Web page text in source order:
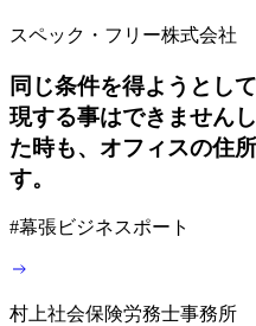
スペック・フリー株式会社
同じ条件を得ようとし
現する事はできません
た時も、オフィスの住
す。
#幕張ビジネスポート
村上社会保険労務士事務所